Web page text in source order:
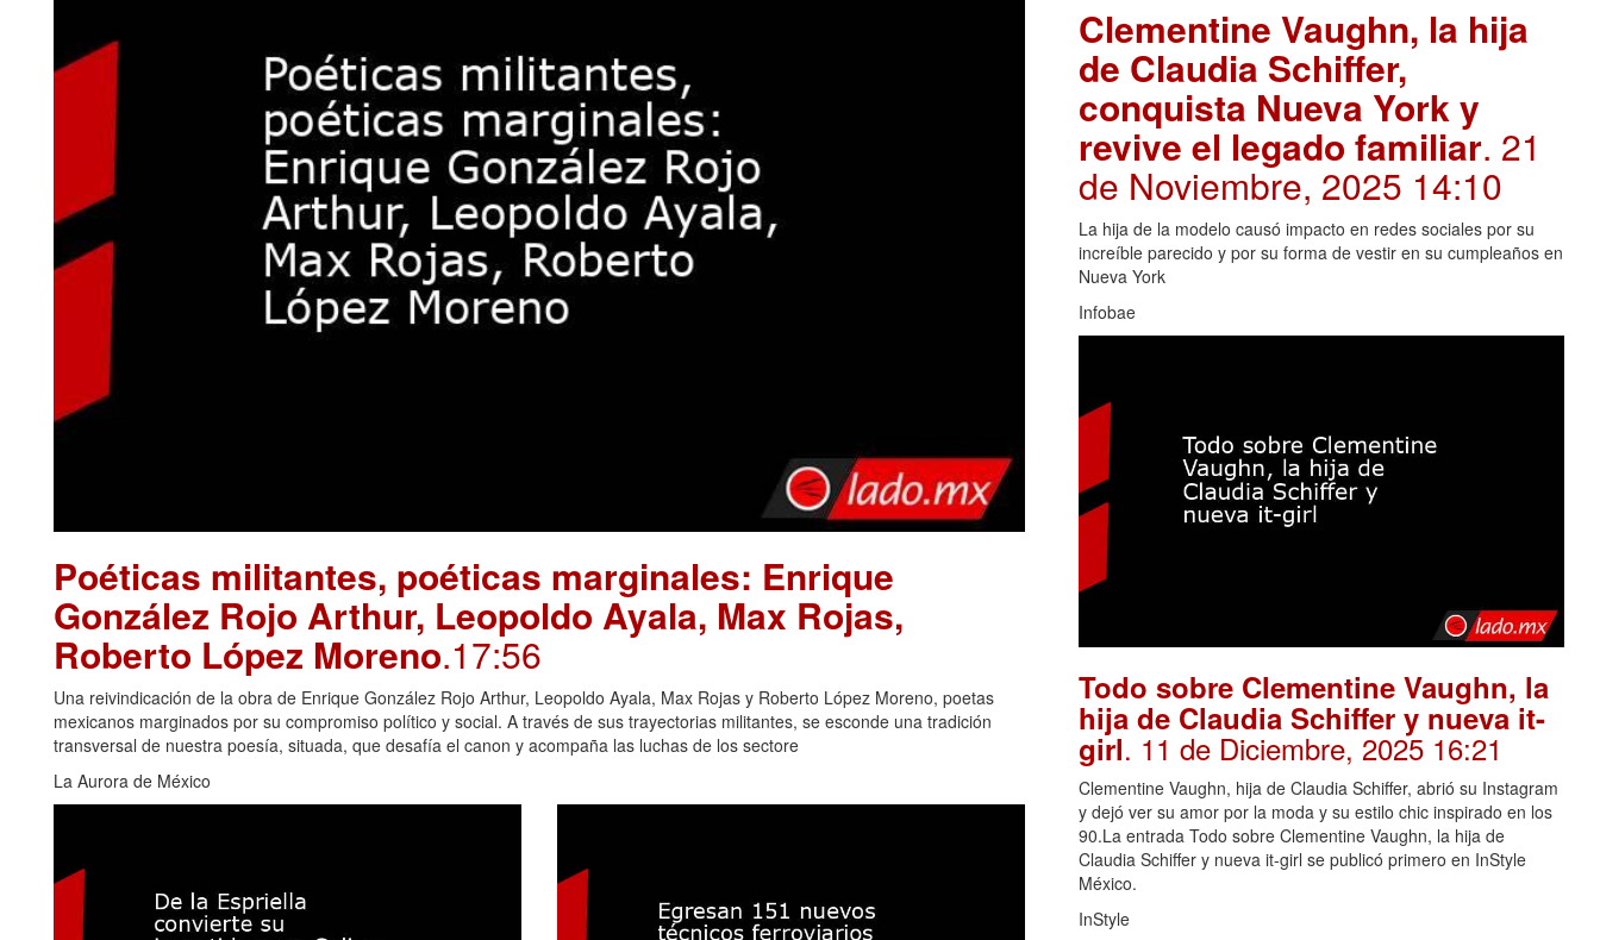
Poéticas militantes, poéticas marginales: Enrique
González Rojo Arthur, Leopoldo Ayala, Max Rojas,
Roberto López Moreno.17:56
Una reivindicación de la obra de Enrique González Rojo Arthur, Leopoldo Ayala, Max Rojas y Roberto López Moreno, poetas
mexicanos marginados por su compromiso político y social. A través de sus trayectorias militantes, se esconde una tradición
transversal de nuestra poesía, situada, que desafía el canon y acompaña las luchas de los sectore
La Aurora de México
Clementine Vaughn, la hija
de Claudia Schiffer,
conquista Nueva York y
revive el legado familiar. 21
de Noviembre, 2025 14:10
La hija de la modelo causó impacto en redes sociales por su
increíble parecido y por su forma de vestir en su cumpleaños en
Nueva York
Infobae
Todo sobre Clementine Vaughn, la
hija de Claudia Schiffer y nueva it-
girl. 11 de Diciembre, 2025 16:21
Clementine Vaughn, hija de Claudia Schiffer, abrió su Instagram
y dejó ver su amor por la moda y su estilo chic inspirado en los
90.La entrada Todo sobre Clementine Vaughn, la hija de
Claudia Schiffer y nueva it-girl se publicó primero en InStyle
México.
InStyle